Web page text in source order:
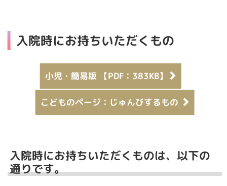
入院時にお持ちいただくもの
小児・簡易版 【PDF：383KB】
こどものページ：じゅんびするもの
入院時にお持ちいただくものは、以下の
通りです。